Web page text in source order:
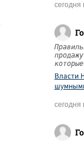
сегодня
Власти
сегодня